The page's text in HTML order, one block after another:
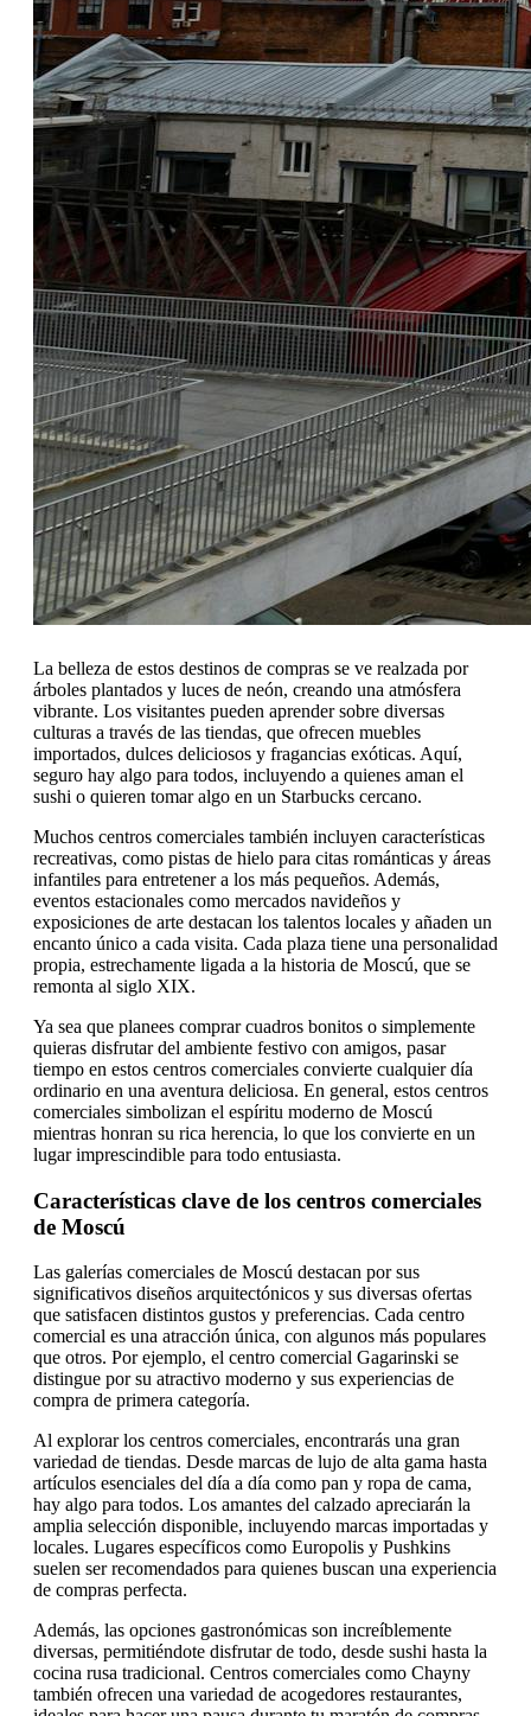
La belleza de estos destinos de compras se ve realzada por
árboles plantados y luces de neón, creando una atmósfera
vibrante. Los visitantes pueden aprender sobre diversas
culturas a través de las tiendas, que ofrecen muebles
importados, dulces deliciosos y fragancias exóticas. Aquí,
seguro hay algo para todos, incluyendo a quienes aman el
sushi o quieren tomar algo en un Starbucks cercano.
Muchos centros comerciales también incluyen características
recreativas, como pistas de hielo para citas románticas y áreas
infantiles para entretener a los más pequeños. Además,
eventos estacionales como mercados navideños y
exposiciones de arte destacan los talentos locales y añaden un
encanto único a cada visita. Cada plaza tiene una personalidad
propia, estrechamente ligada a la historia de Moscú, que se
remonta al siglo XIX.
Ya sea que planees comprar cuadros bonitos o simplemente
quieras disfrutar del ambiente festivo con amigos, pasar
tiempo en estos centros comerciales convierte cualquier día
ordinario en una aventura deliciosa. En general, estos centros
comerciales simbolizan el espíritu moderno de Moscú
mientras honran su rica herencia, lo que los convierte en un
lugar imprescindible para todo entusiasta.
Características clave de los centros comerciales
de Moscú
Las galerías comerciales de Moscú destacan por sus
significativos diseños arquitectónicos y sus diversas ofertas
que satisfacen distintos gustos y preferencias. Cada centro
comercial es una atracción única, con algunos más populares
que otros. Por ejemplo, el centro comercial Gagarinski se
distingue por su atractivo moderno y sus experiencias de
compra de primera categoría.
Al explorar los centros comerciales, encontrarás una gran
variedad de tiendas. Desde marcas de lujo de alta gama hasta
artículos esenciales del día a día como pan y ropa de cama,
hay algo para todos. Los amantes del calzado apreciarán la
amplia selección disponible, incluyendo marcas importadas y
locales. Lugares específicos como Europolis y Pushkins
suelen ser recomendados para quienes buscan una experiencia
de compras perfecta.
Además, las opciones gastronómicas son increíblemente
diversas, permitiéndote disfrutar de todo, desde sushi hasta la
cocina rusa tradicional. Centros comerciales como Chayny
también ofrecen una variedad de acogedores restaurantes,